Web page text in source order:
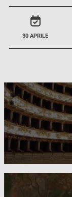
30 APRILE